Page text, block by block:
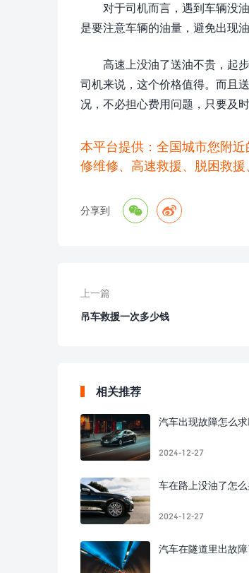
对于司机而言，遇到车辆没
是要注意车辆的油量，避免出现油
高速上没油了送油不贵，起
司机来说，这个价格值得。而且
况，不必担心费用问题，只要及
本平台提供：全国城市您附
修维修、高速救援、脱困救
分享到  
上一篇
吊车救援一次多少钱
相关推荐
汽车出现故障怎么求
2024-12-27
车在路上没油了怎
2024-12-27
汽车在隧道里出故